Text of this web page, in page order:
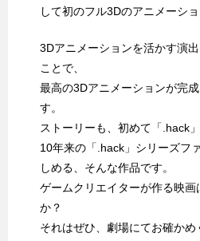
して初のフル3Dのアニメーショ
3Dアニメーションを活かす演
ことで、
最高の3Dアニメーションが完
す。
ストーリーも、初めて「.hack
10年来の「.hack」シリーズフ
しめる、そんな作品です。
ゲームクリエイターが作る映
か？
それはぜひ、劇場にてお確かめ